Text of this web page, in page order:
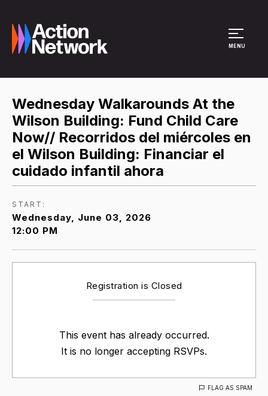
MENU
Wednesday Walkarounds At the
Wilson Building: Fund Child Care
Now// Recorridos del miércoles en
el Wilson Building: Financiar el
cuidado infantil ahora
START:
Wednesday, June 03, 2026
12:00 PM
Registration is Closed
This event has already occurred.
It is no longer accepting RSVPs.
FLAG AS SPAM